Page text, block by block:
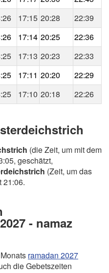
17:15 20:28
22:39
17:14 20:25
22:36
17:13 20:23
22:33
17:11 20:20
22:29
17:10 20:18 22:26
(die Zeit, um mit dem
geschätzt,
(Zeit, um das
21:06.
- namaz
ramadan 2027
die Gebetszeiten